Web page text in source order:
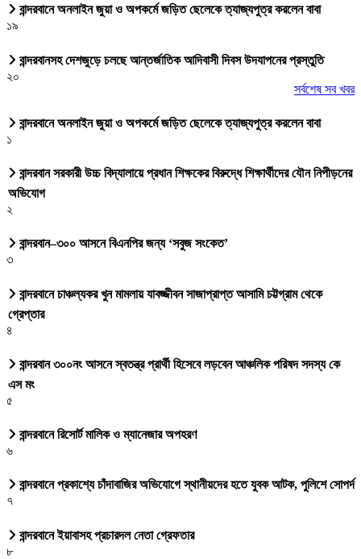
বান্দরবানে অনলাইন জুয়া ও অপকর্মে জড়িত ছেলেকে ত্যাজ্যপুত্র করলেন বাবা
১৯
বান্দরবানসহ দেশজুড়ে চলছে আন্তর্জাতিক আদিবাসী দিবস উদযাপনের প্রস্তুতি
২০
সর্বশেষ সব খবর
বান্দরবানে অনলাইন জুয়া ও অপকর্মে জড়িত ছেলেকে ত্যাজ্যপুত্র করলেন বাবা
১
বান্দরবান সরকারী উচ্চ বিদ্যালায়ে প্রধান শিক্ষকের বিরুদ্ধে শিক্ষার্থীদের যৌন নিপীড়নের
অভিযোগ
২
বান্দরবান–৩০০ আসনে বিএনপির জন্য ‘সবুজ সংকেত’
৩
বান্দরবানে চাঞ্চল্যকর খুন মামলায় যাবজ্জীবন সাজাপ্রাপ্ত আসামি চট্টগ্রাম থেকে
গ্রেপ্তার
৪
বান্দরবান ৩০০নং আসনে স্বতন্ত্র প্রার্থী হিসেবে লড়বেন আঞ্চলিক পরিষদ সদস্য কে
এস মং
৫
বান্দরবানে রিসোর্ট মালিক ও ম্যানেজার অপহরণ
৬
বান্দরবানে প্রকাশ্যে চাঁদাবাজির অভিযোগে স্থানীয়দের হতে যুবক আটক, পুলিশে সোপর্দ
৭
বান্দরবানে ইয়াবাসহ প্রচারদল নেতা গ্রেফতার
৮